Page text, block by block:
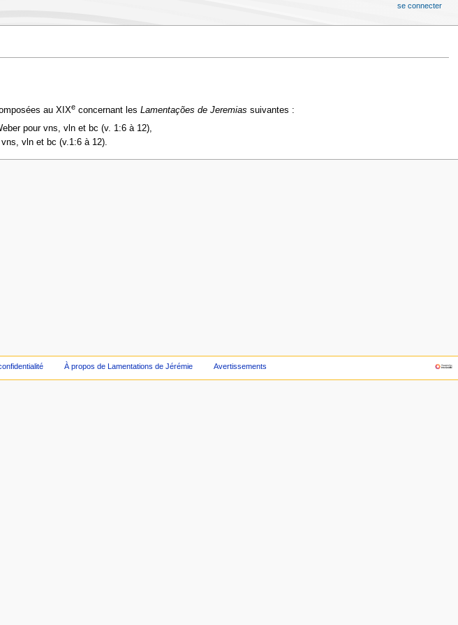
au XIXeconcernant les Lamentações de Jeremias suivantes :
pour vns, vln et bc (v. 1:6 à 12),
vln et bc (v.1:6 à 12).
se connecter
À propos de Lamentations de Jérémie Avertissements